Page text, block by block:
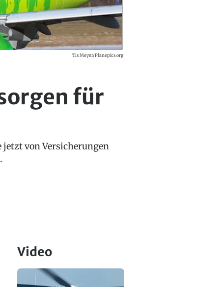
Tis Meyer/Planepics.org
für
von Versicherungen
Video